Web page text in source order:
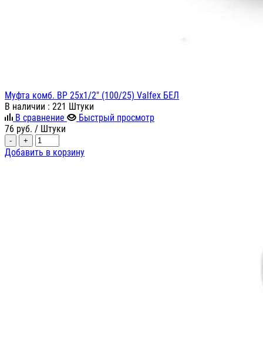
Муфта комб. ВР 25х1/2" (100/25) Valfex БЕЛ
В наличии : 221 Штуки
В сравнение
Быстрый просмотр
76 руб. / Штуки
- +
Добавить в корзину